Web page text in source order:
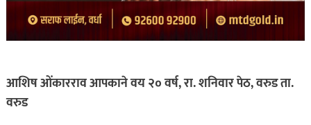
आशिष ओंकारराव आपकाने वय २० वर्ष, रा. शनिवार पेठ, वरुड ता.
वरुड